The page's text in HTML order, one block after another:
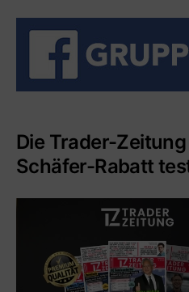
Die Trader-
Schäfer-Rabatt